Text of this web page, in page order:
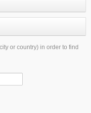
or country) in order to find